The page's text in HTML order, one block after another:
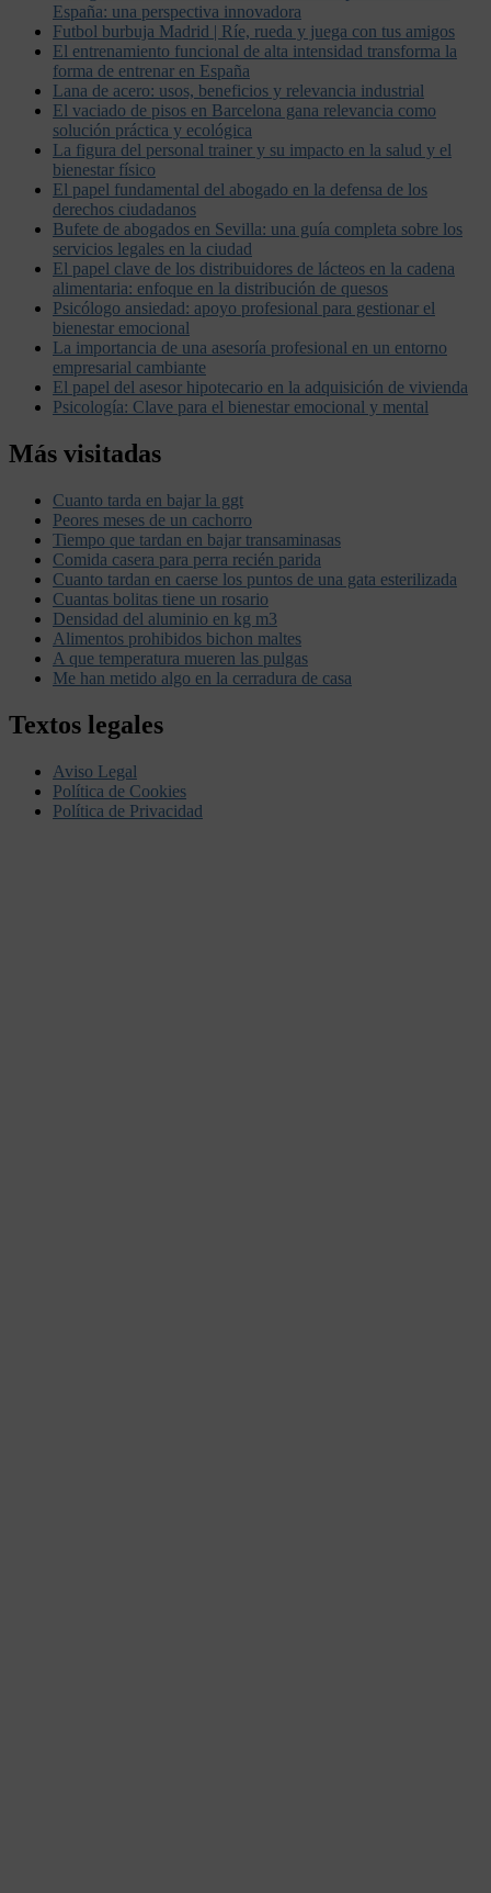
España: una perspectiva innovadora
Futbol burbuja Madrid | Ríe, rueda y juega con tus amigos
El entrenamiento funcional de alta intensidad transforma la
forma de entrenar en España
Lana de acero: usos, beneficios y relevancia industrial
El vaciado de pisos en Barcelona gana relevancia como
solución práctica y ecológica
La figura del personal trainer y su impacto en la salud y el
bienestar físico
El papel fundamental del abogado en la defensa de los
derechos ciudadanos
Bufete de abogados en Sevilla: una guía completa sobre los
servicios legales en la ciudad
El papel clave de los distribuidores de lácteos en la cadena
alimentaria: enfoque en la distribución de quesos
Psicólogo ansiedad: apoyo profesional para gestionar el
bienestar emocional
La importancia de una asesoría profesional en un entorno
empresarial cambiante
El papel del asesor hipotecario en la adquisición de vivienda
Psicología: Clave para el bienestar emocional y mental
Más visitadas
Cuanto tarda en bajar la ggt
Peores meses de un cachorro
Tiempo que tardan en bajar transaminasas
Comida casera para perra recién parida
Cuanto tardan en caerse los puntos de una gata esterilizada
Cuantas bolitas tiene un rosario
Densidad del aluminio en kg m3
Alimentos prohibidos bichon maltes
A que temperatura mueren las pulgas
Me han metido algo en la cerradura de casa
Textos legales
Aviso Legal
Política de Cookies
Política de Privacidad